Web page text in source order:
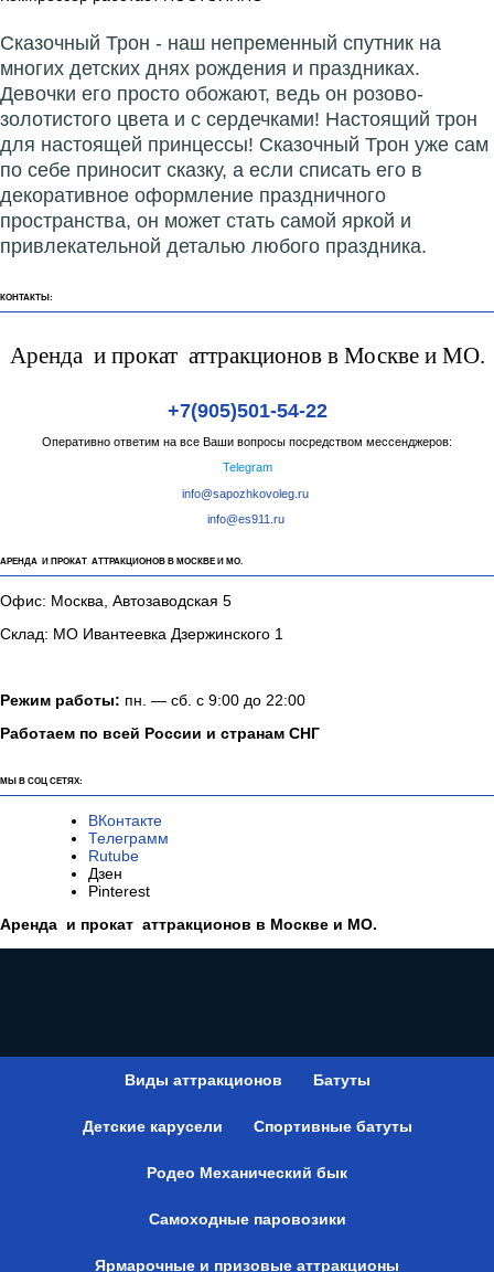
Сказочный Трон - наш непременный спутник на
многих детских днях рождения и праздниках.
Девочки его просто обожают, ведь он розово-
золотистого цвета и с сердечками! Настоящий трон
для настоящей принцессы! Сказочный Трон уже сам
по себе приносит сказку, а если списать его в
декоративное оформление праздничного
пространства, он может стать самой яркой и
привлекательной деталью любого праздника.
КОНТАКТЫ:
Аренда и прокат аттракционов в Москве и МО.
+7(905)501-54-22
Оперативно ответим на все Ваши вопросы посредством мессенджеров:
Telegram
info@sapozhkovoleg.ru
info@es911.ru
АРЕНДА И ПРОКАТ АТТРАКЦИОНОВ В МОСКВЕ И МО.
Офис: Москва, Автозаводская 5
Склад: МО Ивантеевка Дзержинского 1
Режим работы: пн. — сб. с 9:00 до 22:00
Работаем по всей России и странам СНГ
МЫ В СОЦ СЕТЯХ:
ВКонтакте
Телеграмм
Rutube
Дзен
Pinterest
Аренда и прокат аттракционов в Москве и МО.
Виды аттракционов Батуты
Детские карусели Спортивные батуты
Родео Механический бык
Самоходные паровозики
Ярмарочные и призовые аттракционы